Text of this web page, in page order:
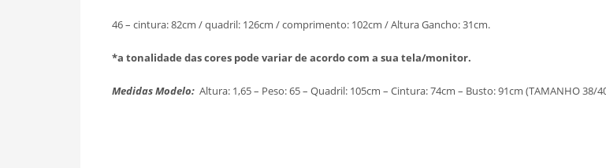
46 – cintura: 82cm / quadril: 126cm / comprimento: 102cm / Altura Gancho: 31cm.
*a tonalidade das cores pode variar de acordo com a sua tela/monitor.
Medidas Modelo: Altura: 1,65 – Peso: 65 – Quadril: 105cm – Cintura: 74cm – Busto: 91cm (TAMANHO 38/